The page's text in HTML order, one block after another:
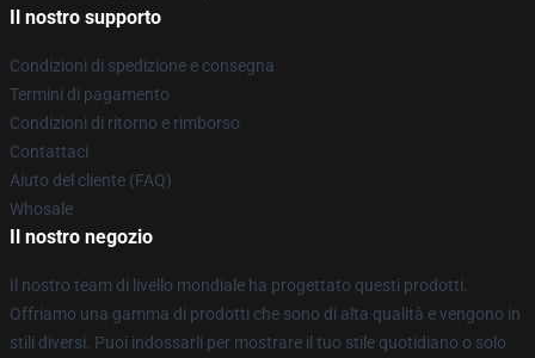
Il nostro supporto
Condizioni di spedizione e consegna
Termini di pagamento
Condizioni di ritorno e rimborso
Contattaci
Aiuto del cliente (FAQ)
Whosale
Il nostro negozio
Il nostro team di livello mondiale ha progettato questi prodotti.
Offriamo una gamma di prodotti che sono di alta qualità e vengono in
stili diversi. Puoi indossarli per mostrare il tuo stile quotidiano o solo